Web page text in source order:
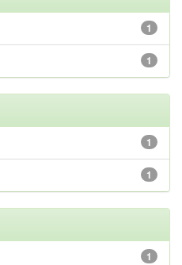
1
1
1
1
1